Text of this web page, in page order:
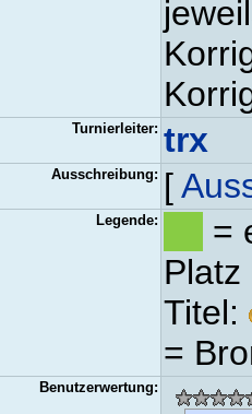
Turnierleiter: trx
Ausschreibung: [
Legende:
=
Platz
Titel:
=
Benutzerwertung: